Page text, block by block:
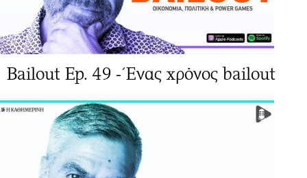
Bailout Ep. 49 - Ένας χρόνος bailout